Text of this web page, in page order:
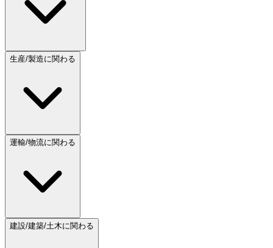
生産/製造に関わる
運輸/物流に関わる
建設/建築/土木に関わる